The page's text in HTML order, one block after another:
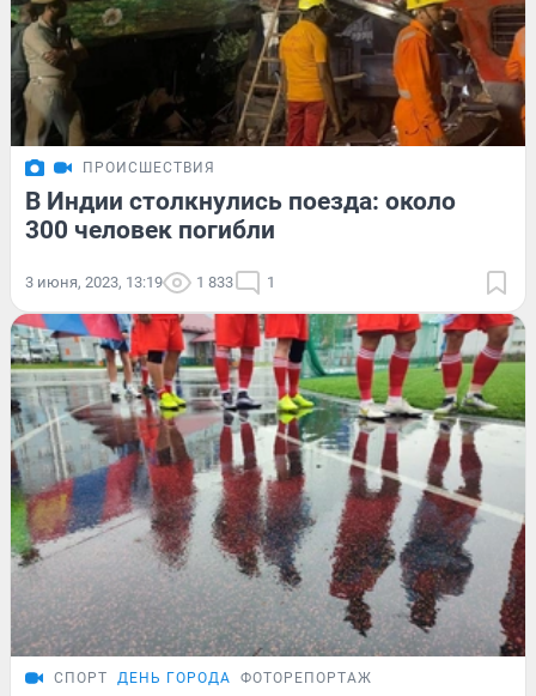
ПРОИСШЕСТВИЯ
В Индии столкнулись поезда: около
300 человек погибли
3 июня, 2023, 13:19 1 833 1
СПОРТ ДЕНЬ ГОРОДА ФОТОРЕПОРТАЖ